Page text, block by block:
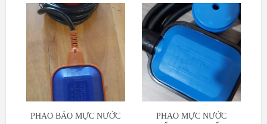
PHAO BÁO MỰC NƯỚC
PHAO MỰC NƯỚC